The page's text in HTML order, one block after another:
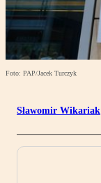
Foto: PAP/Jacek Turczyk
Sławomir Wikariak